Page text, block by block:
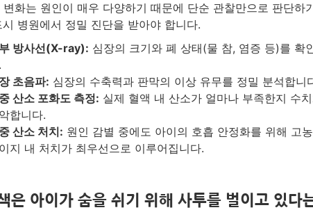
화는 원인이 매우 다양하기 때문에 단순 관찰만으로 판단하
시 병원에서 정밀 진단을 받아야 합니다.
방사선(X-ray): 심장의 크기와 폐 상태(물 참, 염증 등)를 확
초음파: 심장의 수축력과 판막의 이상 유무를 정밀 분석합니
산소 포화도 측정: 실제 혈액 내 산소가 얼마나 부족한지 수
합니다.
산소 처치: 원인 감별 중에도 아이의 호흡 안정화를 위해 고
지 내 처치가 최우선으로 이루어집니다.
은 아이가 숨을 쉬기 위해 사투를 벌이고 있다